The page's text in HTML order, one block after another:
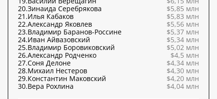
20.Зинаида Серебрякова
$5,85 млн
21.Илья Кабаков
$5,83 млн
22.Александр Яковлев
$5,56 млн
23.Владимир Баранов-Россине
$5,37 млн
24.Иван Айвазовский
$5,34 млн
25.Владимир Боровиковский
$5,02 млн
26.Александр Родченко
$4,5 млн
27.Соня Делоне
$4,34 млн
28.Михаил Нестеров
$4,30 млн
29.Константин Маковский
$4,20 млн
30.Вера Рохлина $4,04 млн